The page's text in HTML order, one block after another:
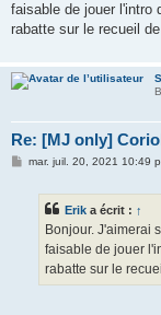
a
g
faisable de jouer l'intro
rabatte sur le recueil
Re: [MJ only]
Mmar. juil. 20, 2021 10:49
Erik a écrit : ↑
Bonjour. J'aimerai
faisable de jouer
rabatte sur le